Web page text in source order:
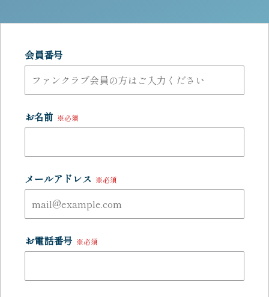
会員番号
お名前 ※必須
メールアドレス ※必須
お電話番号 ※必須